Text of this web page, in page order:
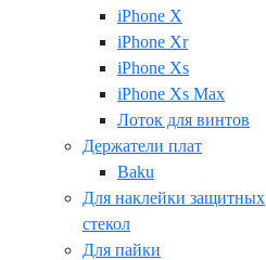
iPhone X
iPhone Xr
iPhone Xs
iPhone Xs Max
Лоток для винтов
Держатели плат
Baku
Для наклейки защитных
стекол
Для пайки